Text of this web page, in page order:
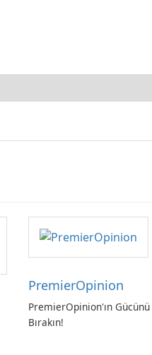
PremierOpinion
PremierOpinion'ın
Bırakın!